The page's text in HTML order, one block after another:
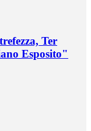
Ter
Esposito"